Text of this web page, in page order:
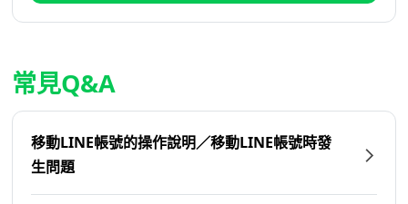
常見Q&A
移動LINE帳號的操作說明／移動LINE帳號時發
生問題